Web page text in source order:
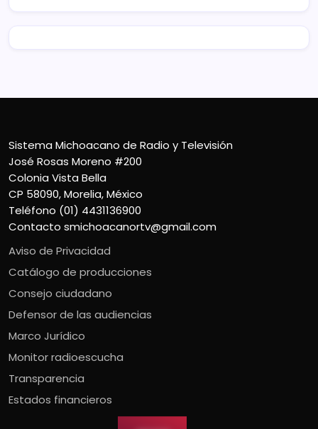
Sistema Michoacano de Radio y Televisión
José Rosas Moreno #200
Colonia Vista Bella
CP 58090, Morelia, México
Teléfono (01) 4431136900
Contacto smichoacanortv@gmail.com
Aviso de Privacidad
Catálogo de producciones
Consejo ciudadano
Defensor de las audiencias
Marco Jurídico
Monitor radioescucha
Transparencia
Estados financieros